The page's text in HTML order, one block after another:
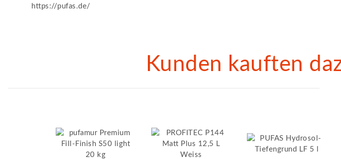
https://pufas.de/
Kunden kauften